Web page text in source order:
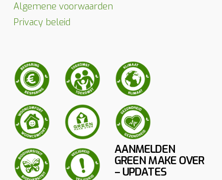
Algemene voorwaarden
Privacy beleid
AANMELDEN
GREEN MAKE OVER
– UPDATES